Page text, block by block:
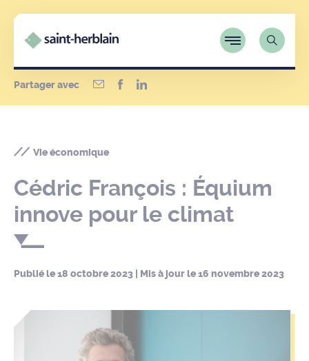
Partager avec
Vie économique
Cédric François : Équium
innove pour le climat
Publié le18 octobre 2023 | Mis à jour le16 novembre 2023